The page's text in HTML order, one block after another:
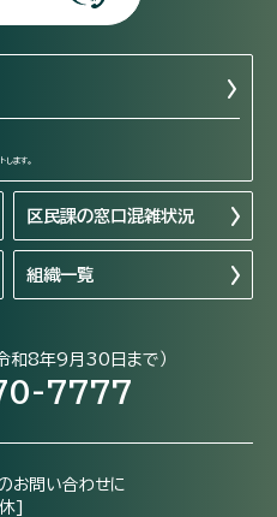
ます。
区民課の窓口混雑状況
組織一覧
令和8年9月30日まで）
7777
お問い合わせに
]